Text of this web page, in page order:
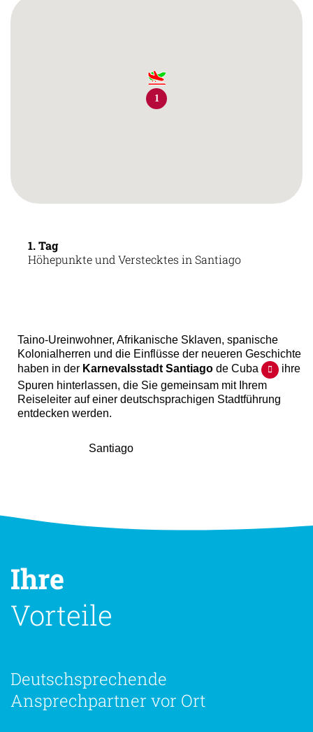
1
1. Tag
Höhepunkte und Verstecktes in Santiago
Taino-Ureinwohner, Afrikanische Sklaven, spanische
Kolonialherren und die Einflüsse der neueren Geschichte
haben in der Karnevalsstadt Santiago de Cuba
ihre
Spuren hinterlassen, die Sie gemeinsam mit Ihrem
Reiseleiter auf einer deutschsprachigen Stadtführung
entdecken werden.
Santiago
Ihre
Vorteile
Deutschsprechende
Ansprechpartner vor Ort